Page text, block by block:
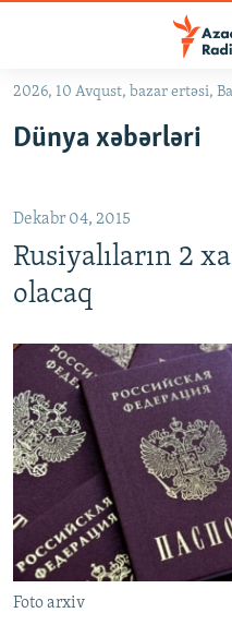
Əsas
qayıt
qayıt
Axtarışa
#İZAHLA
FƏRQƏ BAX
QANUNI DOĞRU
ARAŞDIRMA
MULTIMEDIA
VIDEO
FOTOQALEREYA
İNFOQRAFIKA
KARIKATURA
RADIO ARXIV
OXU ZALI
AZƏRBAYCAN ƏDƏBIYYATI
İSLAM VƏ DEMOKRATIYA
HAQQIMIZDA
MISSIYAMIZ
PEŞƏ ETIKASI VƏ JURNALISTIKA
BIZI IZLƏ
2026, 10 Avqust, bazar ertəsi,
Dünya xəbərləri
Dekabr 04, 2015
Rusiyalıların 2
olacaq
Foto arxiv